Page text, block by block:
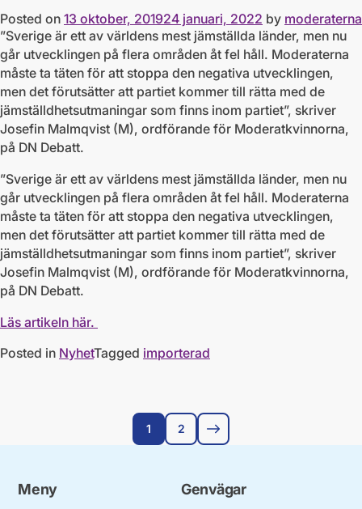
Posted on 13 oktober, 201924 januari, 2022 by moderaterna
”Sverige är ett av världens mest jämställda länder, men nu
går utvecklingen på flera områden åt fel håll. Moderaterna
måste ta täten för att stoppa den negativa utvecklingen,
men det förutsätter att partiet kommer till rätta med de
jämställdhetsutmaningar som finns inom partiet”, skriver
Josefin Malmqvist (M), ordförande för Moderatkvinnorna,
på DN Debatt.
”Sverige är ett av världens mest jämställda länder, men nu
går utvecklingen på flera områden åt fel håll. Moderaterna
måste ta täten för att stoppa den negativa utvecklingen,
men det förutsätter att partiet kommer till rätta med de
jämställdhetsutmaningar som finns inom partiet”, skriver
Josefin Malmqvist (M), ordförande för Moderatkvinnorna,
på DN Debatt.
Läs artikeln här.
Posted in NyhetTagged importerad
1 2 Nästa sida
Meny Genvägar